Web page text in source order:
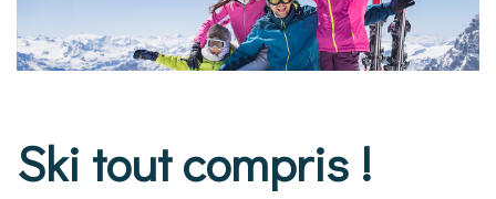
Ski tout compris !